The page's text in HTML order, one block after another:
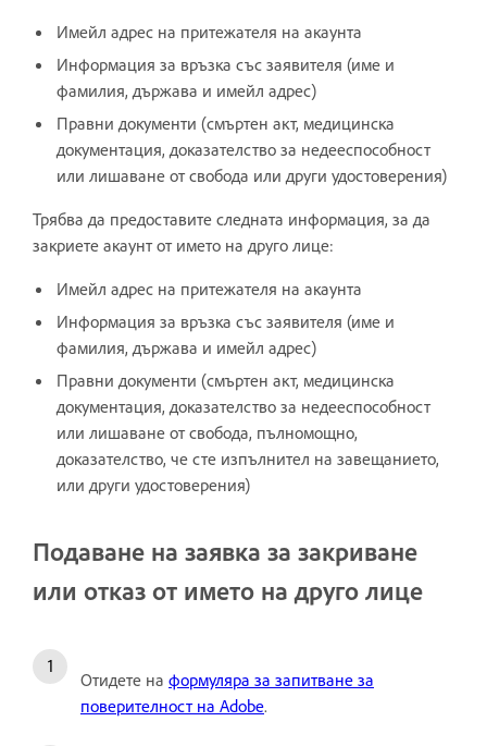
Имейл адрес на притежателя на акаунта
Информация за връзка със заявителя (име и
фамилия, държава и имейл адрес)
Правни документи (смъртен акт, медицинска
документация, доказателство за недееспособност
или лишаване от свобода или други удостоверения)
Трябва да предоставите следната информация, за да
закриете акаунт от името на друго лице:
Имейл адрес на притежателя на акаунта
Информация за връзка със заявителя (име и
фамилия, държава и имейл адрес)
Правни документи (смъртен акт, медицинска
документация, доказателство за недееспособност
или лишаване от свобода, пълномощно,
доказателство, че сте изпълнител на завещанието,
или други удостоверения)
Подаване на заявка за закриване
или отказ от името на друго лице
Отидете на формуляра за запитване за
поверителност на Adobe.